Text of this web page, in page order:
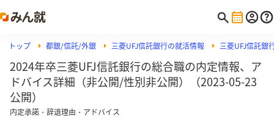
トップ 都銀/信託/外銀 三菱UFJ信託銀行の就活情報 三菱UFJ信託銀
2024年卒三菱UFJ信託銀行の総合職の内定情報、ア
ドバイス詳細（非公開/性別非公開）（2023-05-23
公開）
内定承諾・辞退理由・アドバイス